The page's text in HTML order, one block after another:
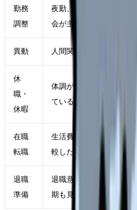
勤務
調整
夜勤、残業、受け持ち、
会が主因
異動 人間関係や診療科相性が
休
職・
休暇
体調が落ち、判断力も下
ている
在職
転職
生活費を守りながら条件
較したい
退職
準備
退職意思が固く、引き継
期も見えている